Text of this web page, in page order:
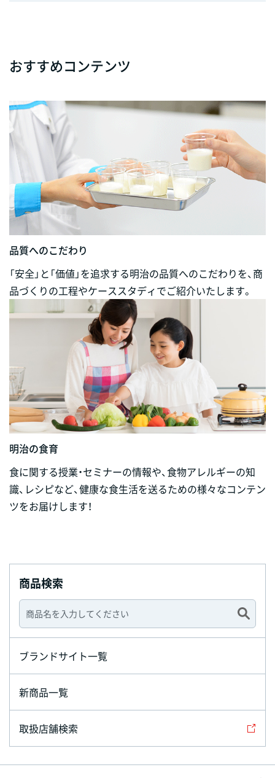
おすすめコンテンツ
品質へのこだわり
「安全」と「価値」を追求する明治の品質へのこだわりを、商
品づくりの工程やケーススタディでご紹介いたします。
明治の食育
食に関する授業・セミナーの情報や、食物アレルギーの知
識、レシピなど、健康な食生活を送るための様々なコンテン
ツをお届けします！
商品検索
ブランドサイト一覧
新商品一覧
取扱店舗検索